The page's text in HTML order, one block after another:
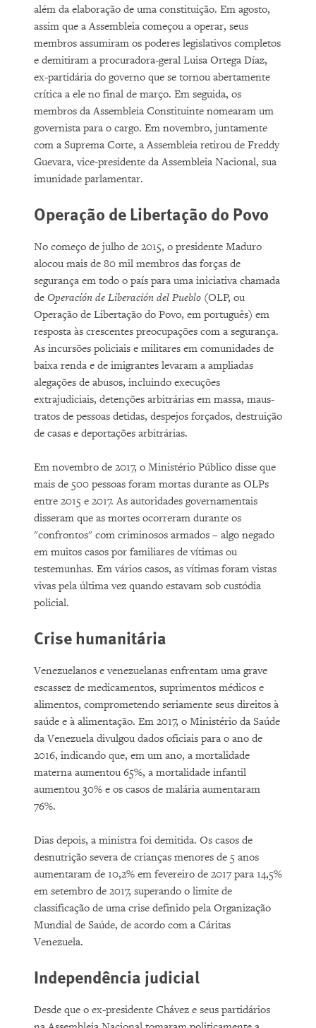
além da elaboração de uma constituição. Em agosto,
assim que a Assembleia começou a operar, seus
membros assumiram os poderes legislativos completos
e demitiram a procuradora-geral Luisa Ortega Díaz,
ex-partidária do governo que se tornou abertamente
crítica a ele no final de março. Em seguida, os
membros da Assembleia Constituinte nomearam um
governista para o cargo. Em novembro, juntamente
com a Suprema Corte, a Assembleia retirou de Freddy
Guevara, vice-presidente da Assembleia Nacional, sua
imunidade parlamentar.
Operação de Libertação do Povo
No começo de julho de 2015, o presidente Maduro
alocou mais de 80 mil membros das forças de
segurança em todo o país para uma iniciativa chamada
de Operación de Liberación del Pueblo (OLP, ou
Operação de Libertação do Povo, em português) em
resposta às crescentes preocupações com a segurança.
As incursões policiais e militares em comunidades de
baixa renda e de imigrantes levaram a ampliadas
alegações de abusos, incluindo execuções
extrajudiciais, detenções arbitrárias em massa, maus-
tratos de pessoas detidas, despejos forçados, destruição
de casas e deportações arbitrárias.
Em novembro de 2017, o Ministério Público disse que
mais de 500 pessoas foram mortas durante as OLPs
entre 2015 e 2017. As autoridades governamentais
disseram que as mortes ocorreram durante os
"confrontos" com criminosos armados – algo negado
em muitos casos por familiares de vítimas ou
testemunhas. Em vários casos, as vítimas foram vistas
vivas pela última vez quando estavam sob custódia
policial.
Crise humanitária
Venezuelanos e venezuelanas enfrentam uma grave
escassez de medicamentos, suprimentos médicos e
alimentos, comprometendo seriamente seus direitos à
saúde e à alimentação. Em 2017, o Ministério da Saúde
da Venezuela divulgou dados oficiais para o ano de
2016, indicando que, em um ano, a mortalidade
materna aumentou 65%, a mortalidade infantil
aumentou 30% e os casos de malária aumentaram
76%.
Dias depois, a ministra foi demitida. Os casos de
desnutrição severa de crianças menores de 5 anos
aumentaram de 10,2% em fevereiro de 2017 para 14,5%
em setembro de 2017, superando o limite de
classificação de uma crise definido pela Organização
Mundial de Saúde, de acordo com a Cáritas
Venezuela.
Independência judicial
Desde que o ex-presidente Chávez e seus partidários